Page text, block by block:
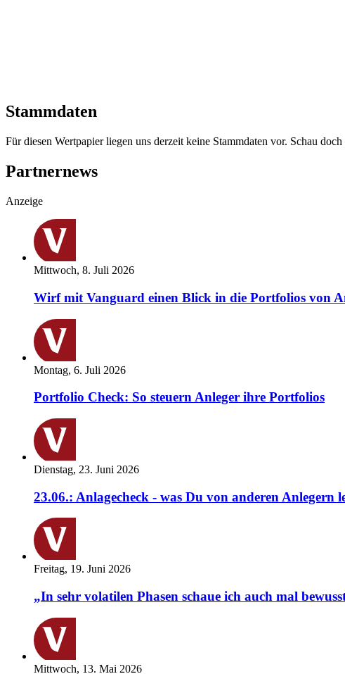
Stammdaten
Für diesen Wertpapier liegen uns derzeit keine Stammdaten vor. Schau
Partnernews
Anzeige
Mittwoch, 8. Juli 2026
Wirf mit Vanguard einen Blick in die Portfolios von
Montag, 6. Juli 2026
Portfolio Check: So steuern Anleger ihre Portfolios
Dienstag, 23. Juni 2026
23.06.: Anlagecheck - was Du von anderen Anlegern
Freitag, 19. Juni 2026
„In sehr volatilen Phasen schaue ich auch mal
Mittwoch, 13. Mai 2026